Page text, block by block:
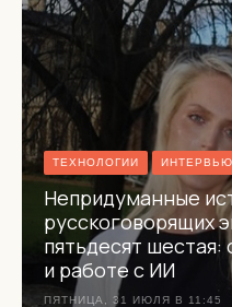
ТЕХНОЛОГИИ ИНТЕРВЬЮ
Непридуманные
русскоговорящих
пятьдесят
и работе с ИИ
ПЯТНИЦА, 31 ИЮЛЯ В 11:45